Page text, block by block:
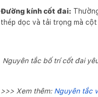
Đường kính cốt đai:
thép dọc và tải trọng mà cột
Nguyên tắc bố trí cốt đai
>>> Xem thêm: Nguyên tắc